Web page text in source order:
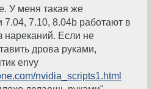
У меня такая же
7.04, 7.10, 8.04b работают в
нареканий. Если не
дрова руками,
envy
nvidia_scripts1.html